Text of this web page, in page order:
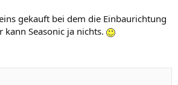
gekauft bei dem die Einbaurichtung
Seasonic ja nichts.